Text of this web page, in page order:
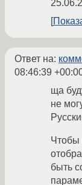
Ответ на:
08:46:39
ща
не
Чтобы
быть